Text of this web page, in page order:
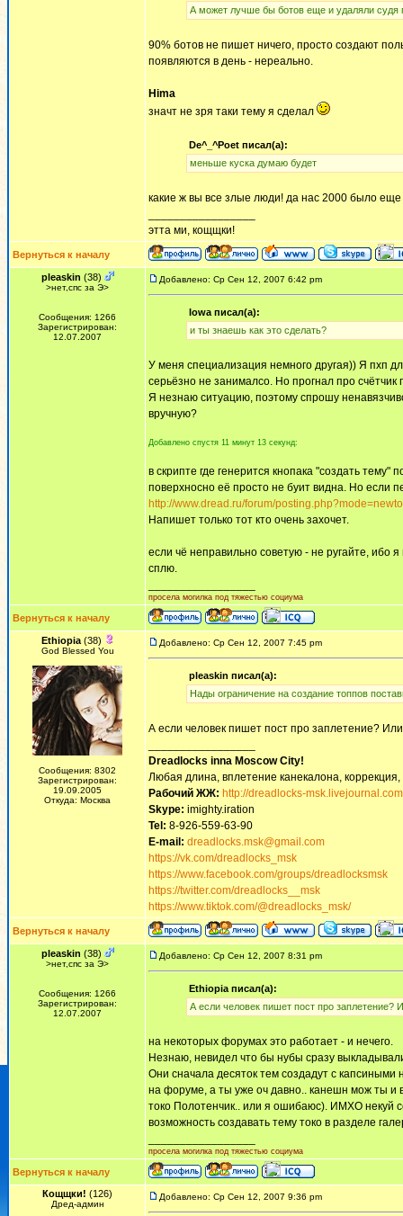
А может лучше бы ботов еще и удаляли судя
90% ботов не пишет ничего, просто создают
появляются в день - нереально.
Hima
значт не зря таки тему я сделал
De^_^Poet писал(а):
меньше куска думаю будет
какие ж вы все злые люди! да нас 2000 было
этта ми, кощщки!
Вернуться к началу
pleaskin (38)
>нет,спс за Э>
Сообщения: 1266
Зарегистрирован:
12.07.2007
Добавлено: Ср Сен 12, 2007 6:42 pm
Iowa писал(а):
и ты знаешь как это сделать?
У меня специализация немного другая)) Я пхп
серьёзно не занималсо. Но прогнал про
Я незнаю ситуацию, поэтому спрошу
вручную?
Добавлено спустя 11 минут 13 секунд:
в скрипте где генерится кнопака "создать
поверхносно её просто не буит видна. Но если
http://www.dread.ru/forum/
Напишет только тот кто очень захочет.
если чё неправильно советую - не ругайте, ибо
сплю.
просела могилка под тяжестью социума
Вернуться к началу
Ethiopia(38)
God Blessed You
Сообщения: 8302
Зарегистрирован:
19.09.2005
Откуда: Москва
Добавлено: Ср Сен 12, 2007 7:45 pm
pleaskin писал(а):
Нады ограничение на создание топпов
А если человек пишет пост про заплетение?
Dreadlocks inna Moscow Сity!
Любая длина, вплетение канекалона,
Рабочий ЖЖ: http://dreadlocks-
Skype: imighty.iration
Tel: 8-926-559-63-90
E-mail: dreadlocks.msk@gmail.com
https://vk.com/dreadlocks_msk
https://www.facebook.com/groups/dreadlocksmsk
https://twitter.com/dreadlocks__msk
https://www.tiktok.com/@dreadlocks_msk/
Вернуться к началу
pleaskin (38)
>нет,спс за Э>
Сообщения: 1266
Зарегистрирован:
12.07.2007
Добавлено: Ср Сен 12, 2007 8:31 pm
Ethiopia писал(а):
А если человек пишет пост про заплетение?
на некоторых форумах это работает - и нечего.
Незнаю, невидел что бы нубы сразу
Они сначала десяток тем создадут с
на форуме, а ты уже оч давно.. канешн мож ты и
токо Полотенчик.. или я ошибаюс). ИМХО некуй
возможность создавать тему токо в разделе
просела могилка под тяжестью социума
Вернуться к началу
Кощщки! (126)
Дред-админ
Добавлено: Ср Сен 12, 2007 9:36 pm